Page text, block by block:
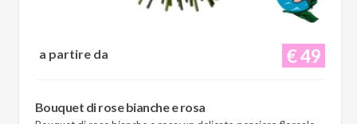
€ 49
a partire da
Bouquet di rose bianche e rosa